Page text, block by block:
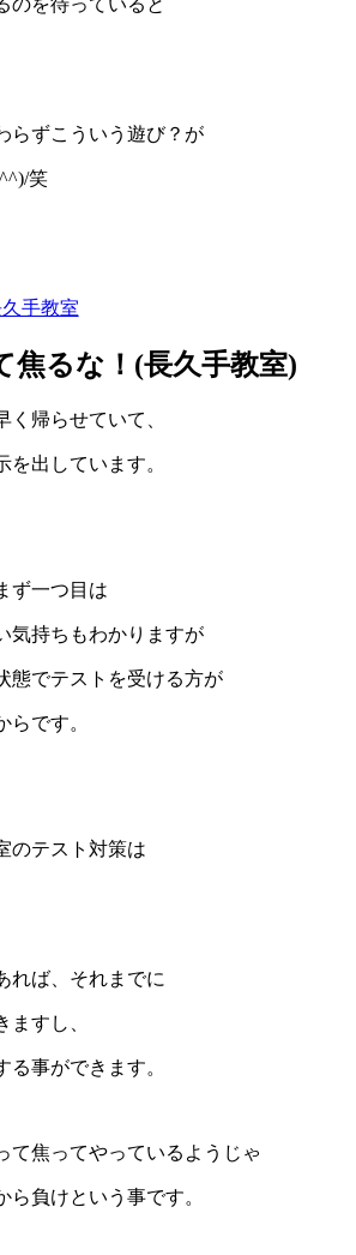
のを待っていると
らずこういう遊び？が
笑
手教室
焦るな！(長久手教室)
く帰らせていて、
出しています。
ず一つ目は
気持ちもわかりますが
態でテストを受ける方が
らです。
のテスト対策は
れば、それまでに
すし、
る事ができます。
て焦ってやっているようじゃ
ら負けという事です。